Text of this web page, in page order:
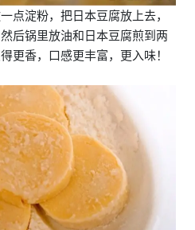
点淀粉，把日本豆腐放上去，
后锅里放油和日本豆腐煎到两
更香，口感更丰富，更入味！